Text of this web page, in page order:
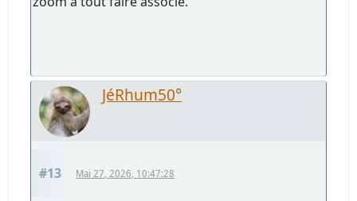
JéRhum50°
#13 Mai 27, 2026, 10:47:28